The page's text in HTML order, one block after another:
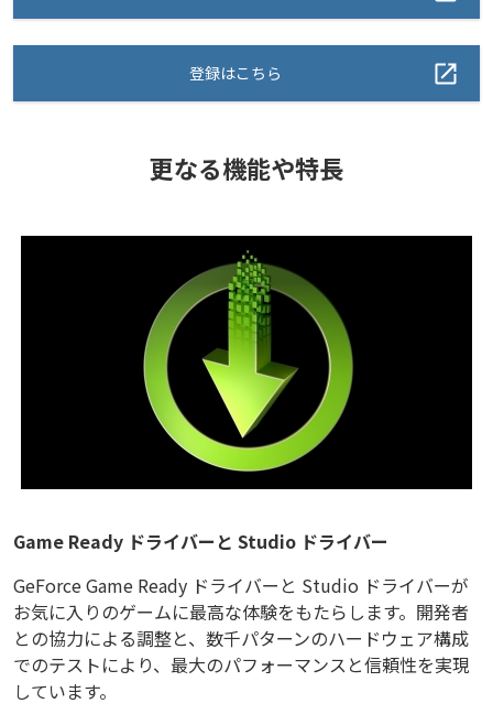
登録はこちら
更なる機能や特長
Game Ready ドライバーと Studio ドライバー
GeForce Game Ready ドライバーと Studio ドライバーが
お気に入りのゲームに最高な体験をもたらします。開発者
との協力による調整と、数千パターンのハードウェア構成
でのテストにより、最大のパフォーマンスと信頼性を実現
しています。